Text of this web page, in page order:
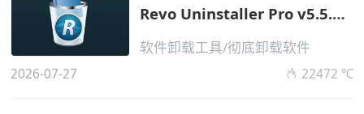
Revo Uninstaller Pro v5.5.2
高级便携版
软件卸载工具/彻底卸载软件
2026-07-27 22472 ℃